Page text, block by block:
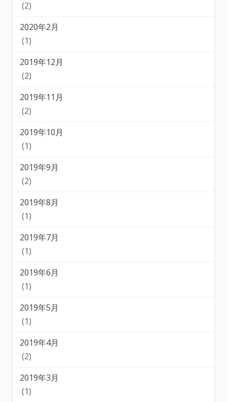
(2)
2020年2月
(1)
2019年12月
(2)
2019年11月
(2)
2019年10月
(1)
2019年9月
(2)
2019年8月
(1)
2019年7月
(1)
2019年6月
(1)
2019年5月
(1)
2019年4月
(2)
2019年3月
(1)